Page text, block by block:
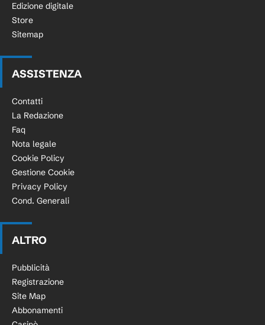
Edizione digitale
Store
Sitemap
ASSISTENZA
Contatti
La Redazione
Faq
Nota legale
Cookie Policy
Gestione Cookie
Privacy Policy
Cond. Generali
ALTRO
Pubblicità
Registrazione
Site Map
Abbonamenti